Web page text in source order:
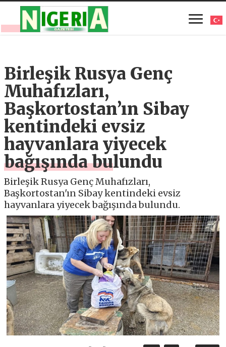
Birleşik Rusya Genç
Muhafızları,
Başkortostan’ın Sibay
kentindeki evsiz
hayvanlara yiyecek
bağışında bulundu
Birleşik Rusya Genç Muhafızları,
Başkortostan'ın Sibay kentindeki evsiz
hayvanlara yiyecek bağışında bulundu.